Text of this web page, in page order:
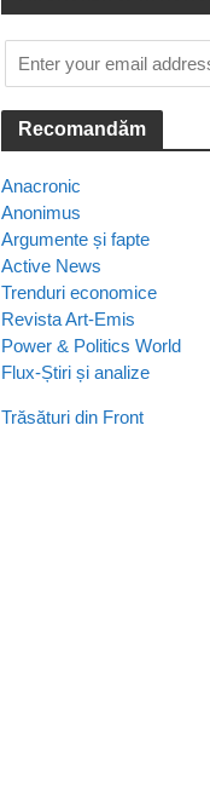
Recomandăm
Anacronic
Anonimus
Argumente și fapte
Active News
Trenduri economice
Revista Art-Emis
Power & Politics World
Flux-Știri și analize
Trăsături din Front